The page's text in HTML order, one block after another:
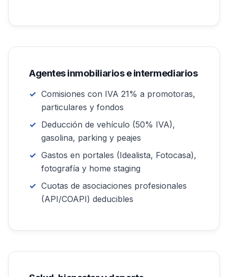
Agentes inmobiliarios e intermediarios
Comisiones con IVA 21% a promotoras,
particulares y fondos
Deducción de vehículo (50% IVA),
gasolina, parking y peajes
Gastos en portales (Idealista, Fotocasa),
fotografía y home staging
Cuotas de asociaciones profesionales
(API/COAPI) deducibles